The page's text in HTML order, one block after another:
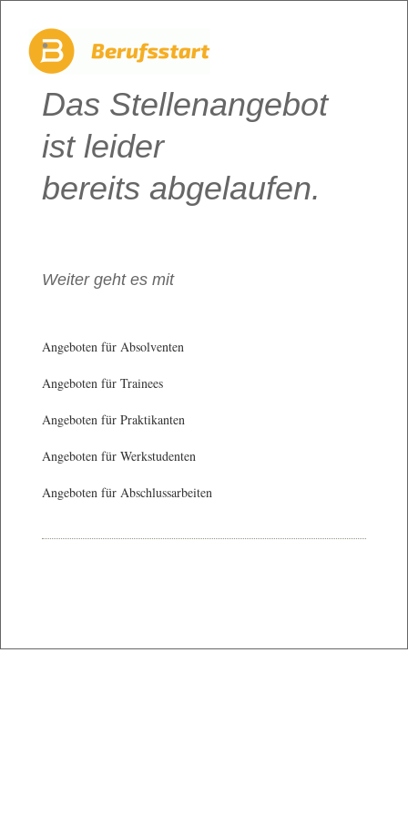
Das Stellenangebot
ist leider
bereits abgelaufen.
Weiter geht es mit
Angeboten für Absolventen
Angeboten für Trainees
Angeboten für Praktikanten
Angeboten für Werkstudenten
Angeboten für Abschlussarbeiten